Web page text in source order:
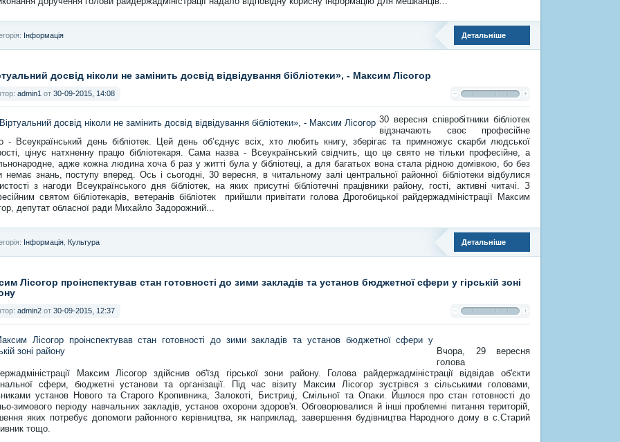
Детальніше
Інформація
досвід ніколи не замінить досвід відвідування бібліотеки», - Максим Лісогор
admin1 от 30-09-2015, 14:08
30 вересня співробітники бібліотек
відзначають своє професійне
- Всеукраїнський день бібліотек. Цей день об’єднує всіх, хто любить книгу, зберігає та примножує скарби людської
цінує натхненну працю бібліотекаря. Сама назва - Всеукраїнський свідчить, що це свято не тільки професійне, а
адже кожна людина хоча б раз у житті була у бібліотеці, а для багатьох вона стала рідною домівкою, бо без
немає знань, поступу вперед.Ось і сьогодні, 30 вересня, в читальному залі центральної районної бібліотеки відбулися
з нагоди Всеукраїнського дня бібліотек, на яких присутні бібліотечні працівники району, гості, активні читачі. З
святом бібліотекарів, ветеранів бібліотек прийшли привітати голова Дрогобицької райдержадміністрації Максим
депутат обласної ради Михайло Задорожний...
Детальніше
Інформація Культура
Лісогор проінспектував стан готовності до зими закладів та установ бюджетної сфери у гірській зоні
admin2 от 30-09-2015, 12:37
Вчора, 29 вересня
голова
Максим Лісогор здійснив об'їзд гірської зони району. Голова райдержадміністрації відвідав об'єкти
сфери, бюджетні установи та організації. Під час візиту Максим Лісогор зустрівся з сільськими головами,
установ Нового та Старого Кропивника, Залокоті, Бистриці, Смільної та Опаки. Йшлося про стан готовності до
зимового періоду навчальних закладів, установ охорони здоров'я. Обговорювалися й інші проблемні питання територій,
яких потребує допомоги районного керівництва, як наприклад, завершення будівництва Народного дому в с.Старий
тощо.